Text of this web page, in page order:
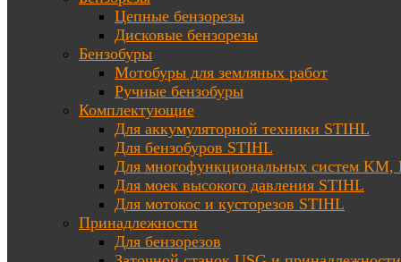
Цепные бензорезы
Дисковые бензорезы
Бензобуры
Мотобуры для земляных работ
Ручные бензобуры
Комплектующие
Для аккумуляторной техники STIHL
Для бензобуров STIHL
Для многофункциональных систем KM,
Для моек высокого давления STIHL
Для мотокос и кусторезов STIHL
Принадлежности
Для бензорезов